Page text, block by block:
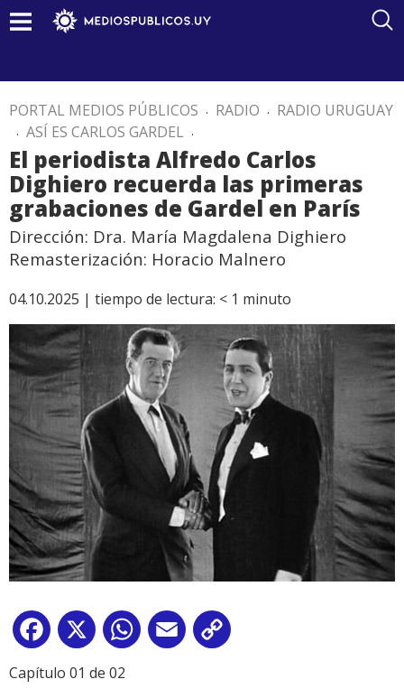
PORTAL MEDIOS PÚBLICOS . RADIO . RADIO URUGUAY
. ASÍ ES CARLOS GARDEL .
El periodista Alfredo Carlos
Dighiero recuerda las primeras
grabaciones de Gardel en París
Dirección: Dra. María Magdalena Dighiero
Remasterización: Horacio Malnero
04.10.2025 | tiempo de lectura: < 1 minuto
Facebook
X WhatsApp
Email
Capítulo 01 de 02